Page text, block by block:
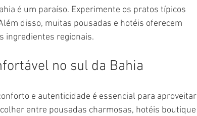
é um paraíso. Experimente os pratos típicos
disso, muitas pousadas e hotéis oferecem
ingredientes regionais.
no sul da Bahia
e autenticidade é essencial para aproveitar
entre pousadas charmosas, hotéis boutique